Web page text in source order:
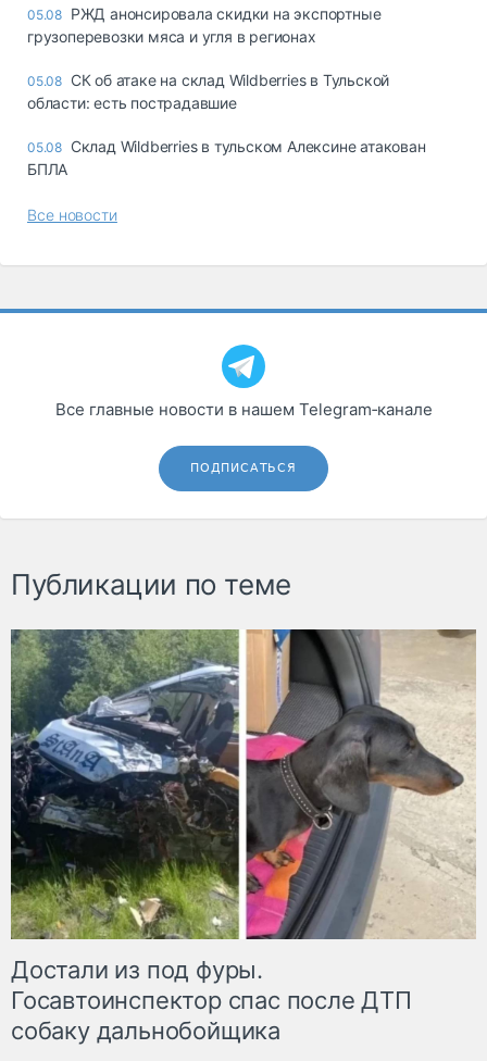
05.08 РЖД анонсировала скидки на экспортные
грузоперевозки мяса и угля в регионах
05.08 СК об атаке на склад Wildberries в Тульской
области: есть пострадавшие
05.08 Склад Wildberries в тульском Алексине атакован
БПЛА
Все новости
Все главные новости в нашем Telegram‑канале
ПОДПИСАТЬСЯ
Публикации по теме
Достали из под фуры.
Госавтоинспектор спас после ДТП
собаку дальнобойщика